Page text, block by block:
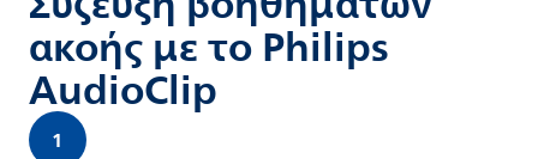
ακοής με το Philips
AudioClip
1